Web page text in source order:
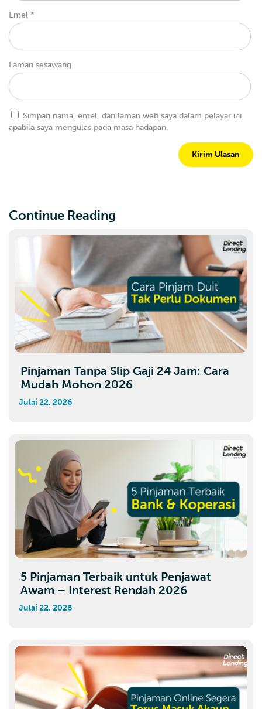
Emel *
Laman sesawang
Simpan nama, emel, dan laman web saya dalam pelayar ini
apabila saya mengulas pada masa hadapan.
Continue Reading
Julai 22, 2026
Pinjaman Tanpa Slip Gaji 24 Jam: Cara
Mudah Mohon 2026
Julai 22, 2026
5 Pinjaman Terbaik untuk Penjawat
Awam – Interest Rendah 2026